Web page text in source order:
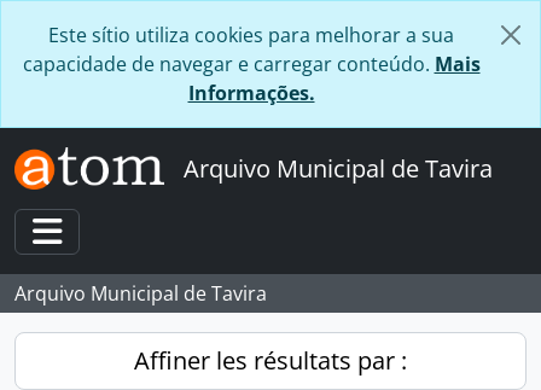
Este sítio utiliza cookies para melhorar a sua
capacidade de navegar e carregar conteúdo. Mais
Informações.
Arquivo Municipal de Tavira
Toggle navigation
Arquivo Municipal de Tavira
Affiner les résultats par :